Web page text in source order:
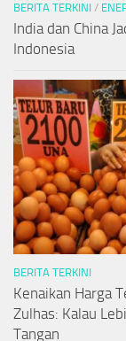
BERITA TERKINI /
India dan China
Indonesia
BERITA TERKINI
Kenaikan Harga
Zulhas: Kalau
Tangan